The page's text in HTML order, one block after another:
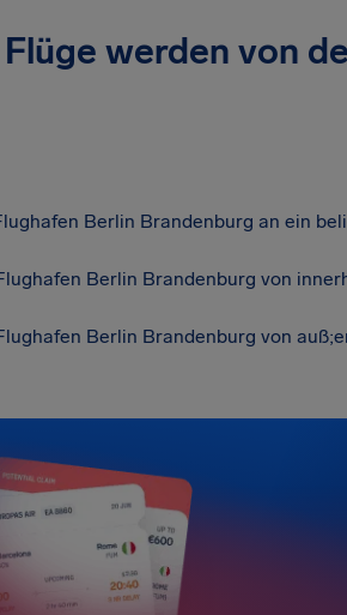
werden von
Berlin Brandenburg an ein
Berlin Brandenburg von
Berlin Brandenburg von